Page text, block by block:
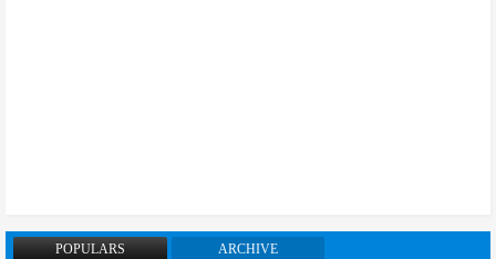
POPULARS ARCHIVE